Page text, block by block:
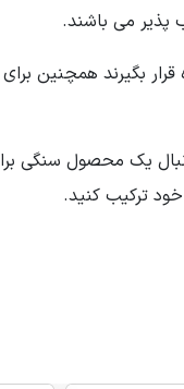
پذیر می باشند.
بگیرند همچنین برای
دنبال یک محصول سنگی
ترکیب کنید.